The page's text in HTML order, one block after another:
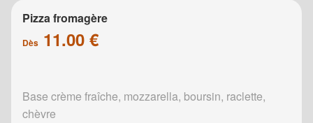
Pizza fromagère
Dès 11.00 €
Base crème fraîche, mozzarella, boursin, raclette,
chèvre